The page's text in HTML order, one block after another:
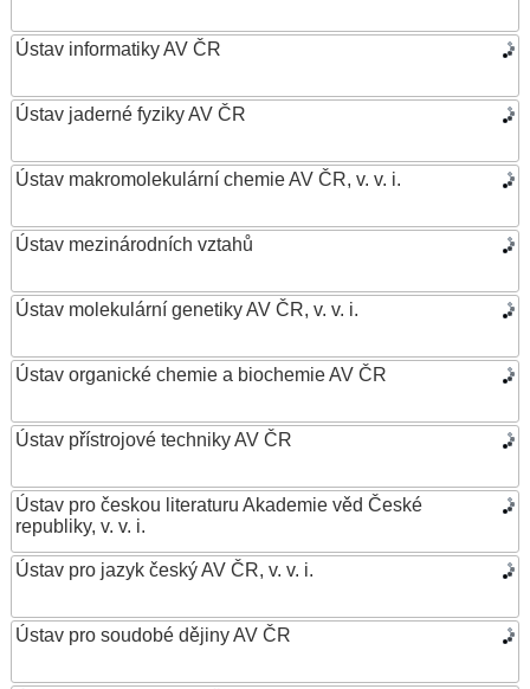
Ústav informatiky AV ČR
Ústav jaderné fyziky AV ČR
Ústav makromolekulární chemie AV ČR, v. v. i.
Ústav mezinárodních vztahů
Ústav molekulární genetiky AV ČR, v. v. i.
Ústav organické chemie a biochemie AV ČR
Ústav přístrojové techniky AV ČR
Ústav pro českou literaturu Akademie věd České
republiky, v. v. i.
Ústav pro jazyk český AV ČR, v. v. i.
Ústav pro soudobé dějiny AV ČR